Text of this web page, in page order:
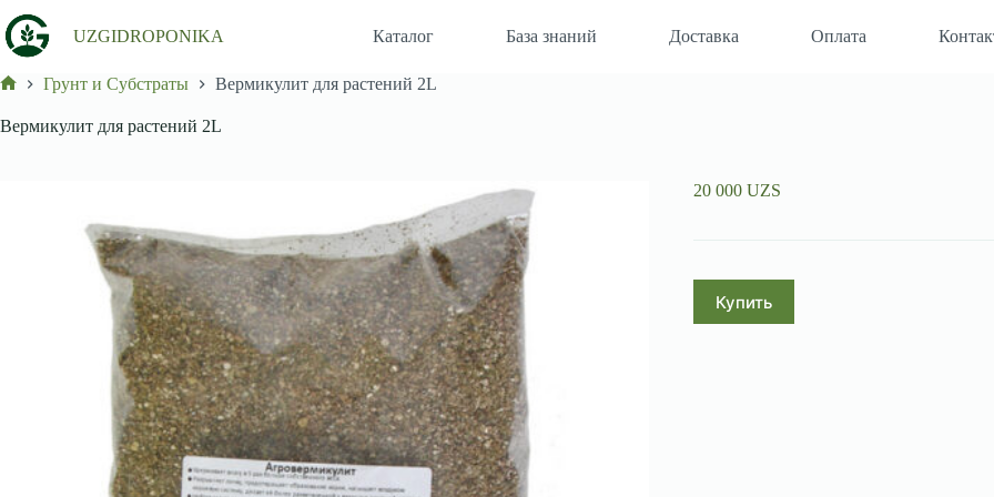
к
сути
UZGIDROPONIKA Каталог База знаний Доставка Оплата
Грунт и Субстраты Вермикулит для растений 2L
Вермикулит для растений 2L
20 000 UZS
Купить